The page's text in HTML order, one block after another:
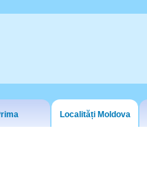
Localități Moldova